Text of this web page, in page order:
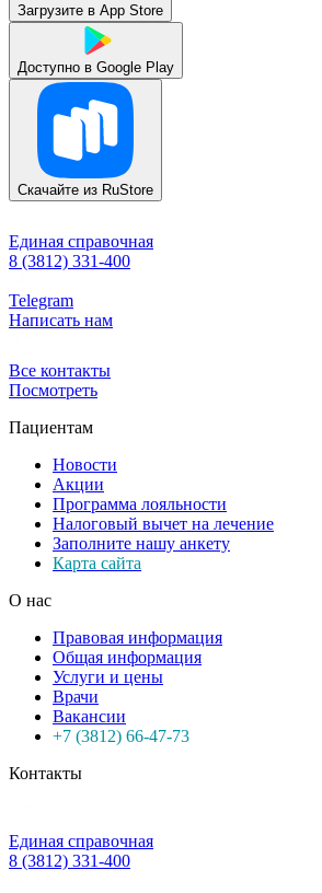
Загрузите в App Store
Доступно в Google Play
Скачайте из RuStore
Единая справочная
8 (3812) 331-400
Telegram
Написать нам
Все контакты
Посмотреть
Пациентам
Новости
Акции
Программа лояльности
Налоговый вычет на лечение
Заполните нашу анкету
Карта сайта
О нас
Правовая информация
Общая информация
Услуги и цены
Врачи
Вакансии
+7 (3812) 66-47-73
Контакты
Единая справочная
8 (3812) 331-400